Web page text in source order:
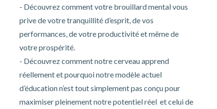
- Découvrez comment votre brouillard mental vous
prive de votre tranquillité d’esprit, de vos
performances, de votre productivité et même de
votre prospérité.
- Découvrez comment notre cerveau apprend
réellement et pourquoi notre modèle actuel
d’éducation n’est tout simplement pas conçu pour
maximiser pleinement notre potentiel réel et celui de